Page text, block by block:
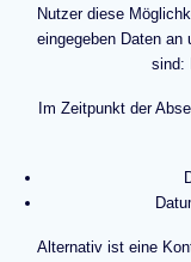
Nutzer diese
eingegeben Daten an
sind:
Im Zeitpunkt der
Alternativ ist eine